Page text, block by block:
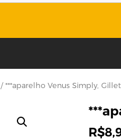
/ ***aparelho Venus Simply,
R$